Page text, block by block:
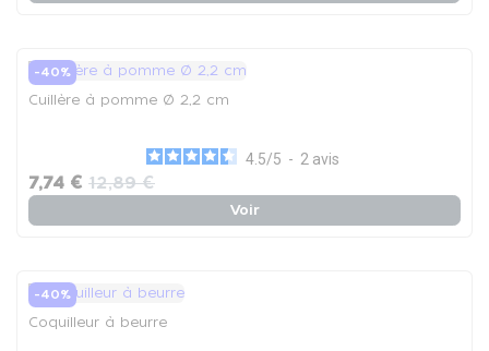
-40%
Cuillère à pomme Ø 2,2 cm
4.5/5 - 2 avis
7,74 € 12,89 €
Voir
-40%
Coquilleur à beurre